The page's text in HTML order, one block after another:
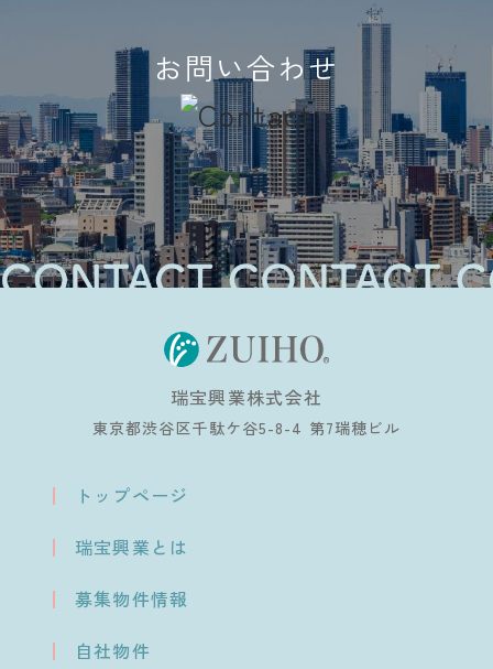
お問い合わせ
瑞宝興業株式会社
東京都渋谷区千駄ケ谷5-8-4 第7瑞穂ビル
トップページ
瑞宝興業とは
募集物件情報
自社物件